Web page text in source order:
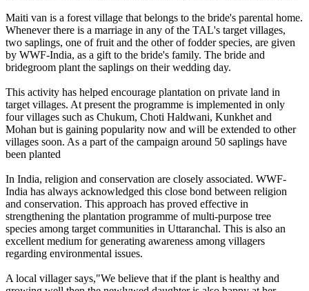
Maiti van is a forest village that belongs to the bride's parental home.
Whenever there is a marriage in any of the TAL's target villages,
two saplings, one of fruit and the other of fodder species, are given
by WWF-India, as a gift to the bride's family. The bride and
bridegroom plant the saplings on their wedding day.
This activity has helped encourage plantation on private land in
target villages. At present the programme is implemented in only
four villages such as Chukum, Choti Haldwani, Kunkhet and
Mohan but is gaining popularity now and will be extended to other
villages soon. As a part of the campaign around 50 saplings have
been planted
In India, religion and conservation are closely associated. WWF-
India has always acknowledged this close bond between religion
and conservation. This approach has proved effective in
strengthening the plantation programme of multi-purpose tree
species among target communities in Uttaranchal. This is also an
excellent medium for generating awareness among villagers
regarding environmental issues.
A local villager says,"We believe that if the plant is healthy and